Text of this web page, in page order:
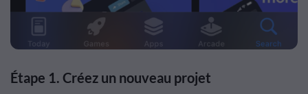
Étape 1. Créez un nouveau projet